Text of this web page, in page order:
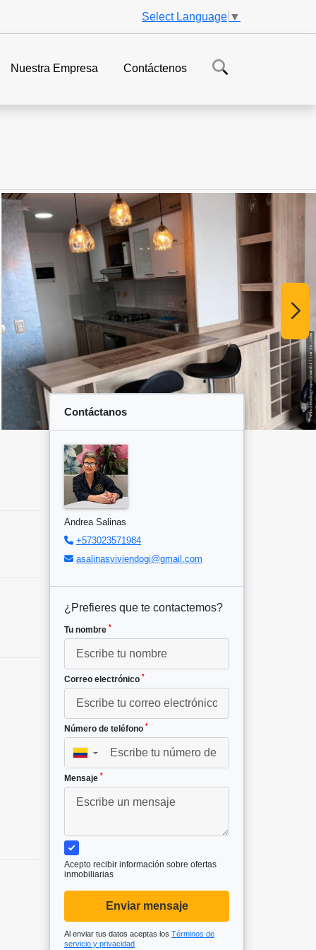
Select Language ▼
Nuestra Empresa Contáctenos
Contáctanos
Andrea Salinas
+573023571984
asalinasviviendogi@gmail.com
¿Prefieres que te contactemos?
Tu nombre *
Correo electrónico *
Número de teléfono *
▼
Mensaje *
Acepto recibir información sobre ofertas
inmobiliarias
Enviar mensaje
Al enviar tus datos aceptas los Términos de
servicio y privacidad